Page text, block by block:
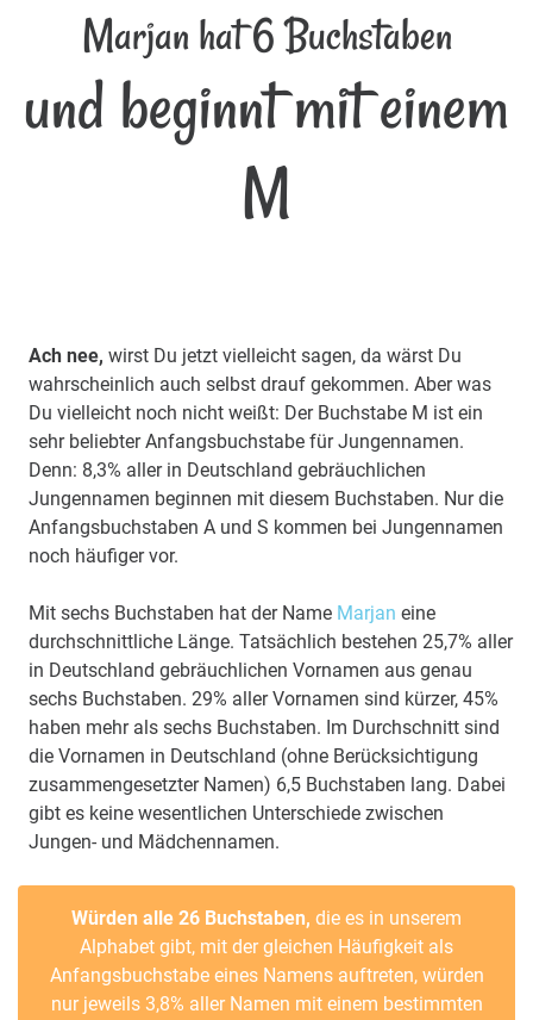
Marjan hat 6 Buchstaben
und beginnt mit einem
M
Ach nee, wirst Du jetzt vielleicht sagen, da wärst Du
wahrscheinlich auch selbst drauf gekommen. Aber was
Du vielleicht noch nicht weißt: Der Buchstabe M ist ein
sehr beliebter Anfangsbuchstabe für Jungennamen.
Denn: 8,3% aller in Deutschland gebräuchlichen
Jungennamen beginnen mit diesem Buchstaben. Nur die
Anfangsbuchstaben A und S kommen bei Jungennamen
noch häufiger vor.
Mit sechs Buchstaben hat der Name Marjan eine
durchschnittliche Länge. Tatsächlich bestehen 25,7% aller
in Deutschland gebräuchlichen Vornamen aus genau
sechs Buchstaben. 29% aller Vornamen sind kürzer, 45%
haben mehr als sechs Buchstaben. Im Durchschnitt sind
die Vornamen in Deutschland (ohne Berücksichtigung
zusammengesetzter Namen) 6,5 Buchstaben lang. Dabei
gibt es keine wesentlichen Unterschiede zwischen
Jungen- und Mädchennamen.
Würden alle 26 Buchstaben, die es in unserem
Alphabet gibt, mit der gleichen Häufigkeit als
Anfangsbuchstabe eines Namens auftreten, würden
nur jeweils 3,8% aller Namen mit einem bestimmten